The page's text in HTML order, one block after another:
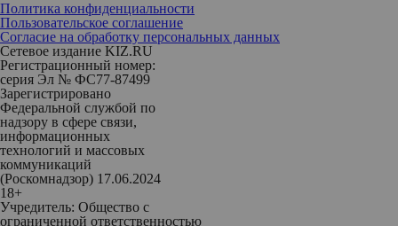
Политика конфиденциальности
Пользовательское соглашение
Согласие на обработку персональных данных
Сетевое издание KIZ.RU
Регистрационный номер:
серия Эл № ФС77-87499
Зарегистрировано
Федеральной службой по
надзору в сфере связи,
информационных
технологий и массовых
коммуникаций
(Роскомнадзор) 17.06.2024
18+
Учредитель: Общество с
ограниченной ответственностью